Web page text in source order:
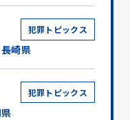
犯罪トピックス
崎県
犯罪トピックス